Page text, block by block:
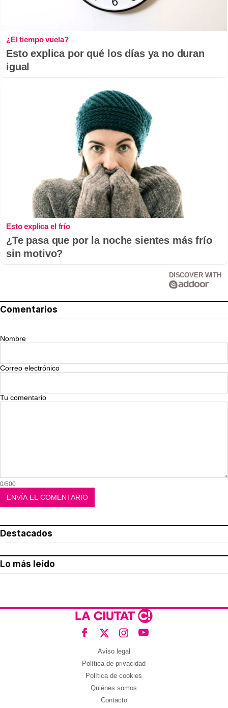
¿El tiempo vuela?
Esto explica por qué los días ya no duran
igual
Esto explica el frío
¿Te pasa que por la noche sientes más frío
sin motivo?
DISCOVER WITH
Comentarios
Nombre
Correo electrónico
Tu comentario
0/500
Destacados
Lo más leído
Aviso legal
Política de privacidad
Política de cookies
Quiénes somos
Contacto